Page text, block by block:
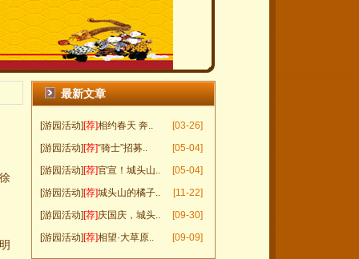
最新文章
[03-26]
[游园活动][荐]相约春天 奔..
[05-04]
[游园活动][荐]“骑士”招募..
[05-04]
[游园活动][荐]官宣！城头山..
[11-22]
[游园活动][荐]城头山的橘子..
[09-30]
[游园活动][荐]庆国庆，城头..
[09-09]
[游园活动][荐]相望·大草原..